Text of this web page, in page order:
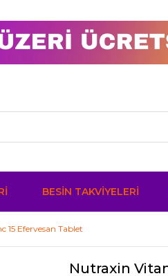
BESİN TAKVİYELERİ
Efervesan Tablet
Nutraxin